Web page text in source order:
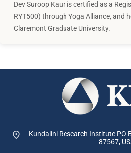
Dev Suroop Kaur is certified as a
RYT500) through Yoga Alliance, and
Claremont Graduate University.
Kundalini Research Institute PO
87567,